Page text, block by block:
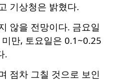
기상청은 밝혔다.
않을 전망이다. 금요일
만, 토요일은 0.1~0.25
.
점차 그칠 것으로 보인